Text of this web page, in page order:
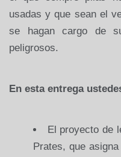
usadas y que sean el
se hagan cargo de
peligrosos.
En esta entrega
El proyecto de
Prates, que